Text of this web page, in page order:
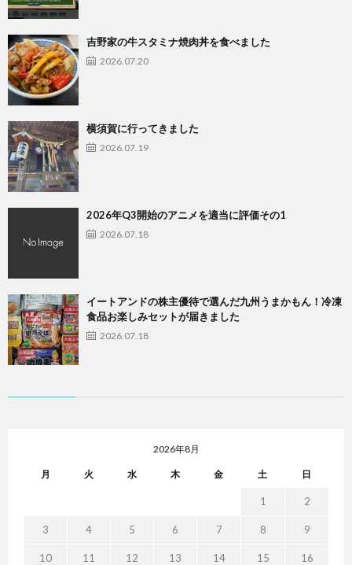
吉野家の牛スタミナ焼肉丼を食べました
2026.07.20
横須賀に行ってきました
2026.07.19
2026年Q3開始のアニメを適当に評価その1
2026.07.18
イートアンドの株主優待で選んだ九州うまかもん！冷凍
食品お楽しみセットが届きました
2026.07.18
2026年8月
月 火 水 木 金 土 日
1 2
3 4 5 6 7 8 9
10 11 12 13 14 15 16